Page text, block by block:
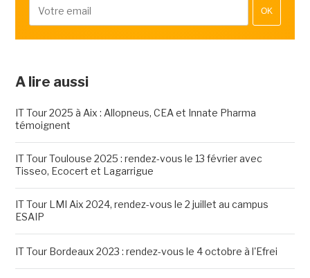
OK
A lire aussi
IT Tour 2025 à Aix : Allopneus, CEA et Innate Pharma
témoignent
IT Tour Toulouse 2025 : rendez-vous le 13 février avec
Tisseo, Ecocert et Lagarrigue
IT Tour LMI Aix 2024, rendez-vous le 2 juillet au campus
ESAIP
IT Tour Bordeaux 2023 : rendez-vous le 4 octobre à l'Efrei